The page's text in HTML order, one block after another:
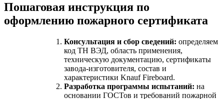
Пошаговая инструкция по
оформлению пожарного сертификата
Консультация и сбор сведений: определяем
код ТН ВЭД, область применения,
техническую документацию, сертификаты
завода-изготовителя, состав и
характеристики Knauf Fireboard.
Разработка программы испытаний: на
основании ГОСТов и требований пожарной